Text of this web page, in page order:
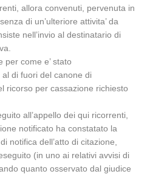
allora convenuti, pervenuta in
di un’ulteriore attivita’ da
nell’invio al destinatario di
per come e’ stato
di fuori del canone di
ricorso per cassazione richiesto
all’appello dei qui ricorrenti,
notificato ha constatato la
notifica dell’atto di citazione,
(in uno ai relativi avvisi di
quanto osservato dal giudice